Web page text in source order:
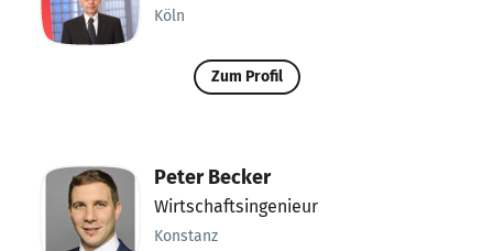
Köln
Zum Profil
Peter Becker
Wirtschaftsingenieur
Konstanz